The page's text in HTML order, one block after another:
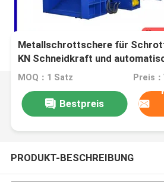
Metallschrottschere für
KN Schneidkraft und
Betriebssystem
MOQ：1 Satz Preis
Bestpreis
PRODUKT-BESCHREIBUNG